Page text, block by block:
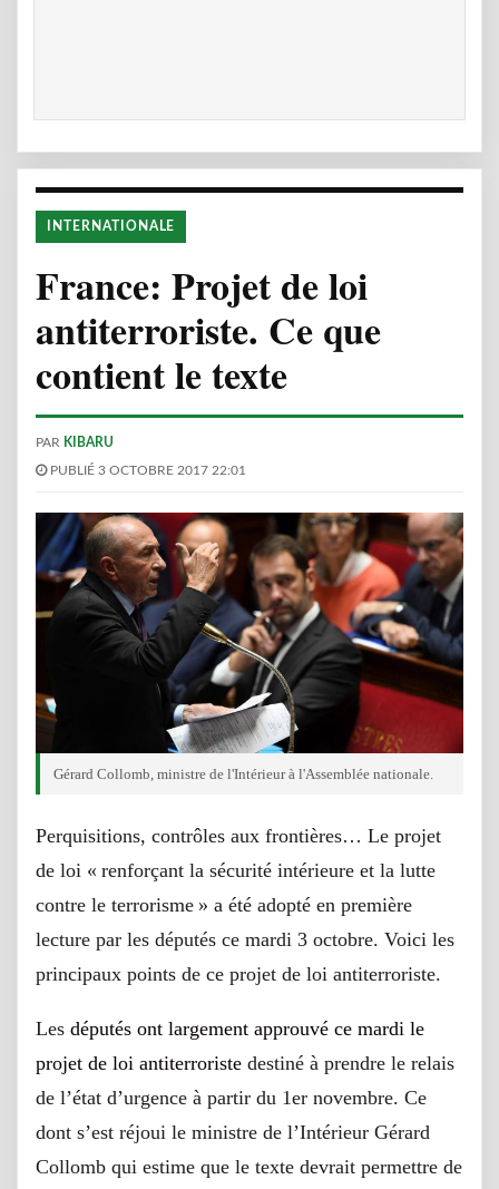
INTERNATIONALE
France: Projet de loi
antiterroriste. Ce que
contient le texte
PAR KIBARU
PUBLIÉ 3 OCTOBRE 2017 22:01
Gérard Collomb, ministre de l'Intérieur à l'Assemblée nationale.
Perquisitions, contrôles aux frontières… Le projet
de loi « renforçant la sécurité intérieure et la lutte
contre le terrorisme » a été adopté en première
lecture par les députés ce mardi 3 octobre. Voici les
principaux points de ce projet de loi antiterroriste.
Les députés ont largement approuvé ce mardi le
projet de loi antiterroriste destiné à prendre le relais
de l’état d’urgence à partir du 1er novembre. Ce
dont s’est réjoui le ministre de l’Intérieur Gérard
Collomb qui estime que le texte devrait permettre de